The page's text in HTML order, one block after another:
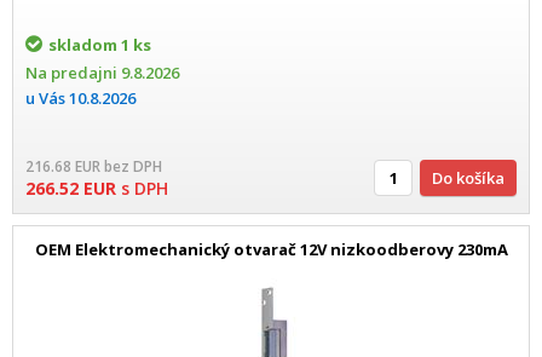
skladom 1 ks
Na predajni 9.8.2026
u Vás10.8.2026
216.68 EURbez DPH
266.52 EUR s DPH Do košíka
OEM Elektromechanický otvarač 12V nizkoodberovy 230mA